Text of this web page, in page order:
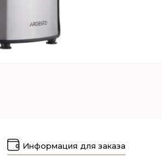
Информация для заказа